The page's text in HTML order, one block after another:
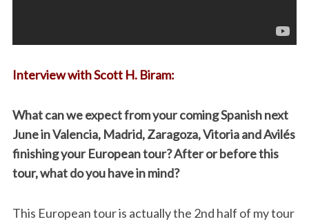
Interview with Scott H. Biram:
What can we expect from your coming Spanish next
June in Valencia, Madrid, Zaragoza, Vitoria and Avilés
finishing your European tour? After or before this
tour, what do you have in mind?
This European tour is actually the 2nd half of my tour